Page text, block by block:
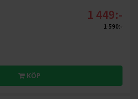
1 449:-
1 590:-
KÖP